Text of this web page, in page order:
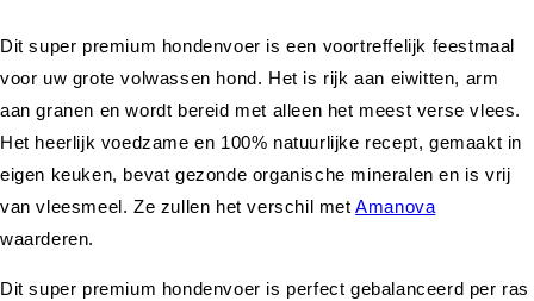
Dit super premium hondenvoer is een voortreffelijk feestmaal
voor uw grote volwassen hond. Het is rijk aan eiwitten, arm
aan granen en wordt bereid met alleen het meest verse vlees.
Het heerlijk voedzame en 100% natuurlijke recept, gemaakt in
eigen keuken, bevat gezonde organische mineralen en is vrij
van vleesmeel. Ze zullen het verschil metAmanova
waarderen.
Dit super premium hondenvoer is perfect gebalanceerd per ras